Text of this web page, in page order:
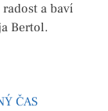
a baví
Bertol.
ČAS